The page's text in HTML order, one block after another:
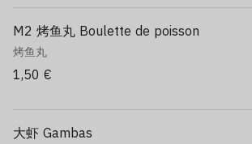
M2 烤鱼丸 Boulette de poisson
烤鱼丸
1,50 €
大虾 Gambas